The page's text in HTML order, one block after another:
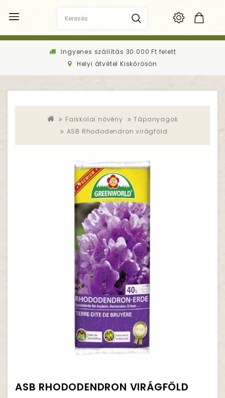
Ingyenes szállítás 30.000 Ft felett
Helyi átvétel Kiskőrösön
Faiskolai növény
Tápanyagok
ASB Rhododendron virágföld
ASB RHODODENDRON VIRÁGFÖLD